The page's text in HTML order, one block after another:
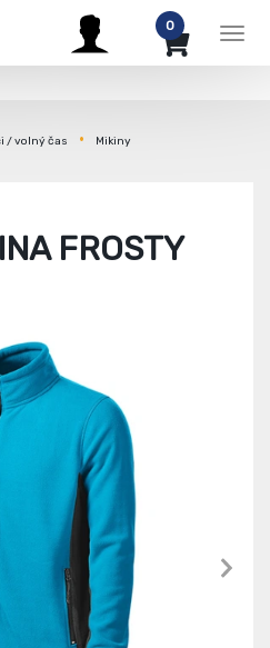
0
/ volný čas Mikiny
FROSTY